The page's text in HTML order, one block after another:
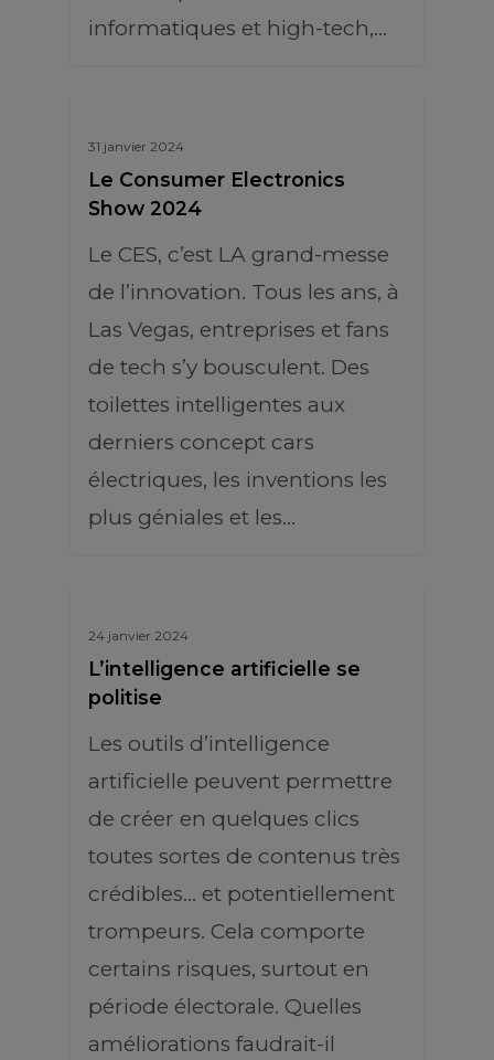
informatiques et high-tech,…
31 janvier 2024
Le Consumer Electronics
Show 2024
Le CES, c’est LA grand-messe
de l’innovation. Tous les ans, à
Las Vegas, entreprises et fans
de tech s’y bousculent. Des
toilettes intelligentes aux
derniers concept cars
électriques, les inventions les
plus géniales et les…
24 janvier 2024
L’intelligence artificielle se
politise
Les outils d’intelligence
artificielle peuvent permettre
de créer en quelques clics
toutes sortes de contenus très
crédibles... et potentiellement
trompeurs. Cela comporte
certains risques, surtout en
période électorale. Quelles
améliorations faudrait-il